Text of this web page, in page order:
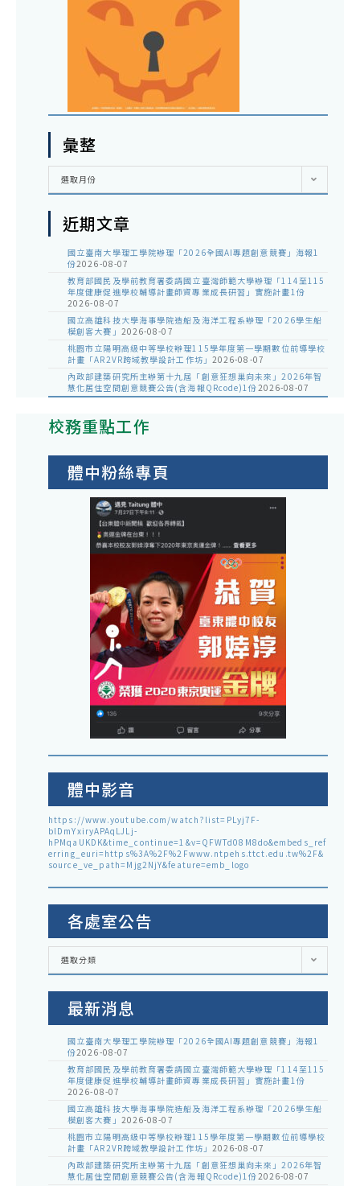
彙整
彙
選取月份
近期文章
國立臺南大學理工學院辦理「2026全國AI專題創意競賽」海報1
份2026-08-07
教育部國民及學前教育署委請國立臺灣師範大學辦理「114至115
年度健康促進學校輔導計畫師資專業成長研習」實施計畫1份
2026-08-07
國立高雄科技大學海事學院造船及海洋工程系辦理「2026學生船
模創客大賽」 2026-08-07
桃園市立陽明高級中等學校辦理115學年度第一學期數位前導學校
計畫「AR2VR跨域教學設計工作坊」 2026-08-07
內政部建築研究所主辦第十九屆「創意狂想巢向未來」2026年智
慧化居住空間創意競賽公告(含海報QRcode)1份2026-08-07
校務重點工作
體中粉絲專頁
體中影音
https://www.youtube.com/watch?list=PLyj7F-
blDmYxiryAPAqLJLj-
hPMqaUKDK&time_continue=1&v=QFWTd08M8do&embeds_ref
erring_euri=https%3A%2F%2Fwww.ntpehs.ttct.edu.tw%2F&
source_ve_path=Mjg2NjY&feature=emb_logo
各處室公告
各
室
選取分類
最新消息
國立臺南大學理工學院辦理「2026全國AI專題創意競賽」海報1
份2026-08-07
教育部國民及學前教育署委請國立臺灣師範大學辦理「114至115
年度健康促進學校輔導計畫師資專業成長研習」實施計畫1份
2026-08-07
國立高雄科技大學海事學院造船及海洋工程系辦理「2026學生船
模創客大賽」 2026-08-07
桃園市立陽明高級中等學校辦理115學年度第一學期數位前導學校
計畫「AR2VR跨域教學設計工作坊」 2026-08-07
內政部建築研究所主辦第十九屆「創意狂想巢向未來」2026年智
慧化居住空間創意競賽公告(含海報QRcode)1份2026-08-07